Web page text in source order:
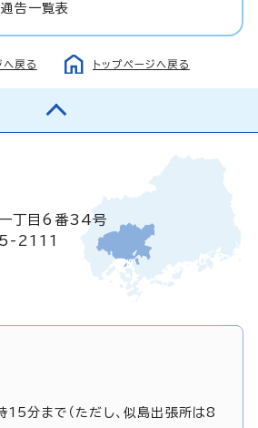
告一覧表
へ戻る トップページへ戻る
丁目6番34号
2111
分まで（ただし、似島出張所は8